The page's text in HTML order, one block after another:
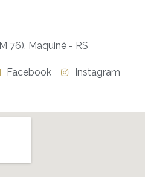
76), Maquiné - RS
Facebook
Instagram